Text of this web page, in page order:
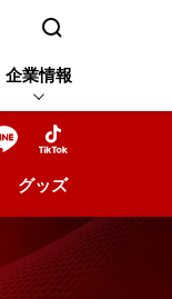
検索窓を開く
企業情報
グッズ